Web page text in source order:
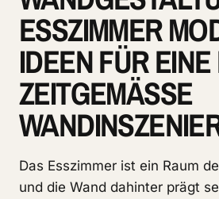
ESSZIMMER
IDEEN FÜR
ZEITGEMÄSSE W
Das Esszimmer ist ein Raum
und die Wand dahinter prägt